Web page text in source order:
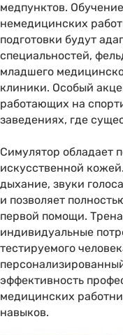
медпунктов.
немедицинских
подготовки будут
специальностей,
младшего
клиники. Особый
работающих на
заведениях, где
Симулятор обладает
искусственной
дыхание, звуки
и позволяет
первой помощи.
индивидуальные
тестируемого
эффективность
медицинских
навыков.